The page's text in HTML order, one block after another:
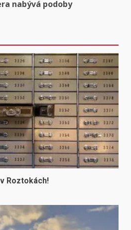
nabývá podoby
Roztokách!